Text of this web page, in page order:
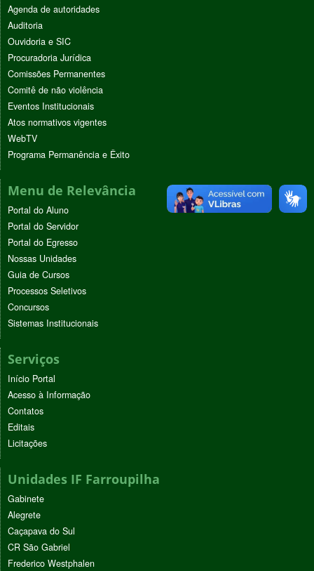
Agenda de autoridades
Auditoria
Ouvidoria e SIC
Procuradoria Jurídica
Comissões Permanentes
Comitê de não violência
Eventos Institucionais
Atos normativos vigentes
WebTV
Programa Permanência e Êxito
Menu de Relevância
Portal do Aluno
Portal do Servidor
Portal do Egresso
Nossas Unidades
Guia de Cursos
Processos Seletivos
Concursos
Sistemas Institucionais
Serviços
Início Portal
Acesso à Informação
Contatos
Editais
Licitações
Unidades IF Farroupilha
Gabinete
Alegrete
Caçapava do Sul
CR São Gabriel
Frederico Westphalen